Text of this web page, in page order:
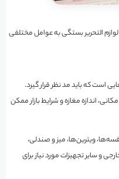
لوازم التحریر بستگی به عوامل مختلفی
است که باید مد نظر قرار گیرد.
اندازه مغازه و شرایط بازار ممکن
ویترین‌ها، میز و صندلی،
و سایر تجهیزات مورد نیاز برای